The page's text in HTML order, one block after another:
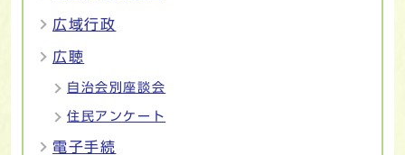
広域行政
広聴
自治会別座談会
住民アンケート
電子手続